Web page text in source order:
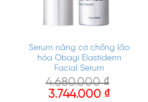
Serum nâng cơ chống lão
hóa Obagi Elastiderm
Facial Serum
4.680.000₫
3.744.000 ₫